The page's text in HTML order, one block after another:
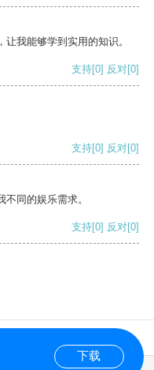
我能够学到实用的知识。
支持[0] 反对[0]
支持[0] 反对[0]
同的娱乐需求。
支持[0] 反对[0]
下载